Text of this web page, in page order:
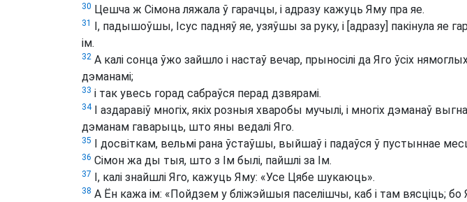
30 Цешча ж Сімона ляжала ў гарачцы, і адразу кажуць Яму пра яе.
31 І, падышоўшы, Ісус падняў яе, узяўшы за руку, і [адразу] пакінула яе
ім.
32 А калі сонца ўжо зайшло і настаў вечар, прыносілі да Яго ўсіх
дэманамі;
33 і так увесь горад сабраўся перад дзвярамі.
34І аздаравіў многіх, якіх розныя хваробы мучылі, і многіх дэманаў
дэманам гаварыць, што яны ведалі Яго.
35 І досвіткам, вельмі рана ўстаўшы, выйшаў і падаўся ў пустыннае
36 Сімон жа ды тыя, што з Ім былі, пайшлі за Ім.
37 І, калі знайшлі Яго, кажуць Яму: «Усе Цябе шукаюць».
38 А Ён кажа ім: «Пойдзем у бліжэйшыя паселішчы, каб і там вясціць;